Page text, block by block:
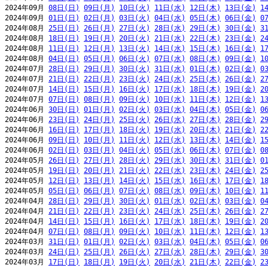
2024年09月 08日(日) 09日(月) 10日(火) 11日(水) 12日(木) 13日(金)
2024年09月 01日(日) 02日(月) 03日(火) 04日(水) 05日(木) 06日(金)
2024年08月 25日(日) 26日(月) 27日(火) 28日(水) 29日(木) 30日(金)
2024年08月 18日(日) 19日(月) 20日(火) 21日(水) 22日(木) 23日(金)
2024年08月 11日(日) 12日(月) 13日(火) 14日(水) 15日(木) 16日(金)
2024年08月 04日(日) 05日(月) 06日(火) 07日(水) 08日(木) 09日(金)
2024年07月 28日(日) 29日(月) 30日(火) 31日(水) 01日(木) 02日(金)
2024年07月 21日(日) 22日(月) 23日(火) 24日(水) 25日(木) 26日(金)
2024年07月 14日(日) 15日(月) 16日(火) 17日(水) 18日(木) 19日(金)
2024年07月 07日(日) 08日(月) 09日(火) 10日(水) 11日(木) 12日(金)
2024年06月 30日(日) 01日(月) 02日(火) 03日(水) 04日(木) 05日(金)
2024年06月 23日(日) 24日(月) 25日(火) 26日(水) 27日(木) 28日(金)
2024年06月 16日(日) 17日(月) 18日(火) 19日(水) 20日(木) 21日(金)
2024年06月 09日(日) 10日(月) 11日(火) 12日(水) 13日(木) 14日(金)
2024年06月 02日(日) 03日(月) 04日(火) 05日(水) 06日(木) 07日(金)
2024年05月 26日(日) 27日(月) 28日(火) 29日(水) 30日(木) 31日(金)
2024年05月 19日(日) 20日(月) 21日(火) 22日(水) 23日(木) 24日(金)
2024年05月 12日(日) 13日(月) 14日(火) 15日(水) 16日(木) 17日(金)
2024年05月 05日(日) 06日(月) 07日(火) 08日(水) 09日(木) 10日(金)
2024年04月 28日(日) 29日(月) 30日(火) 01日(水) 02日(木) 03日(金)
2024年04月 21日(日) 22日(月) 23日(火) 24日(水) 25日(木) 26日(金)
2024年04月 14日(日) 15日(月) 16日(火) 17日(水) 18日(木) 19日(金)
2024年04月 07日(日) 08日(月) 09日(火) 10日(水) 11日(木) 12日(金)
2024年03月 31日(日) 01日(月) 02日(火) 03日(水) 04日(木) 05日(金)
2024年03月 24日(日) 25日(月) 26日(火) 27日(水) 28日(木) 29日(金)
2024年03月 17日(日) 18日(月) 19日(火) 20日(水) 21日(木) 22日(金)